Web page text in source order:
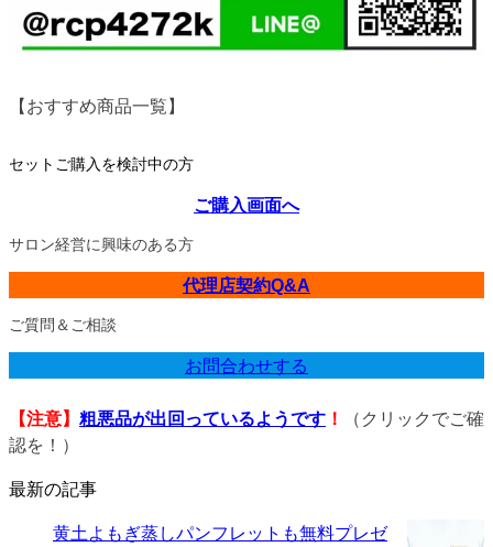
【おすすめ商品一覧】
セットご購入を検討中の方
ご購入画面へ
サロン経営に興味のある方
代理店契約Q&A
ご質問＆ご相談
お問合わせする
【注意】 粗悪品が出回っているようです ！
（クリックでご確
認を！）
最新の記事
黄土よもぎ蒸しパンフレットも無料プレゼ